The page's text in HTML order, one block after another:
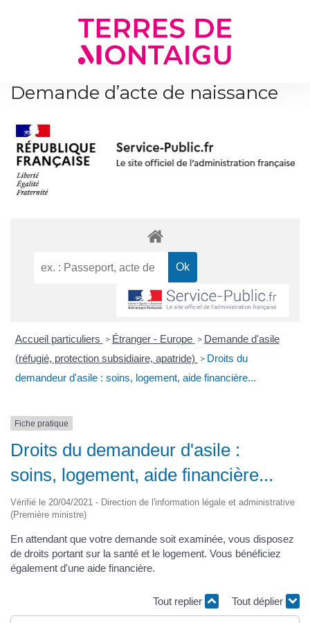
Demande d’acte de naissance
Accueil particuliers > Étranger - Europe > Demande d'asile
(réfugié, protection subsidiaire, apatride) > Droits du
demandeur d'asile : soins, logement, aide financière...
Fiche pratique
Droits du demandeur d'asile :
soins, logement, aide financière...
Vérifié le 20/04/2021 - Direction de l'information légale et administrative
(Première ministre)
En attendant que votre demande soit examinée, vous disposez
de droits portant sur la santé et le logement. Vous bénéficiez
également d'une aide financière.
Tout replier Tout déplier